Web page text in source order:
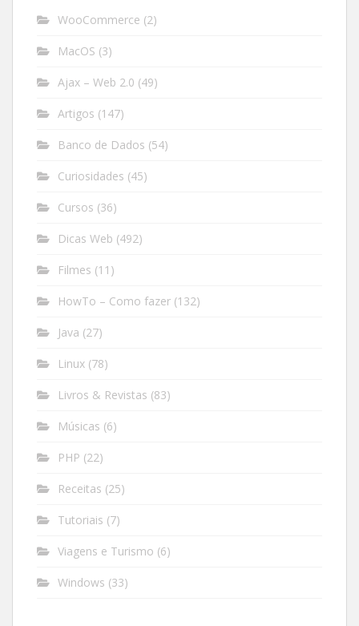
WooCommerce (2)
MacOS (3)
Ajax – Web 2.0 (49)
Artigos (147)
Banco de Dados (54)
Curiosidades (45)
Cursos (36)
Dicas Web (492)
Filmes (11)
HowTo – Como fazer (132)
Java (27)
Linux (78)
Livros & Revistas (83)
Músicas (6)
PHP (22)
Receitas (25)
Tutoriais (7)
Viagens e Turismo (6)
Windows (33)